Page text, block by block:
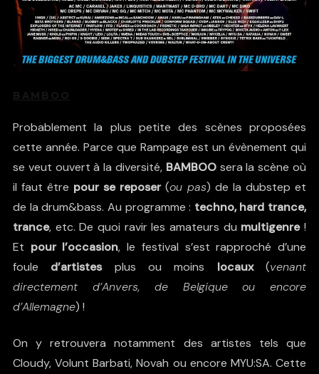
Probablement la plus petite des scènes proposées
cette année. Parce que Rampage est un évènement qui
se veut ouvert à la diversité, BAMBOOsera la scène où
il faut être pour se reposer(ou pas) de la dubstep et
de la drum&bass. Au programme : techno, hard trance,
trance, etc. De quoi ravir les amateurs du multigenre!
Et pour l’occasion, le festival s’est rapproché d’une
foule d’artistesplus ou moins locaux(venant
directement d’Anvers, de Belgique ou encore
d’Allemagne) !
On y retrouvera notamment des artistes tels que
Cloudy,Volunt Barbati,Novah ou encore MYU:SA. Cette